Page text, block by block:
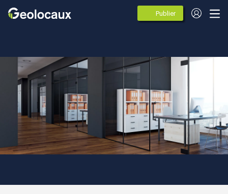
Publier
des
annonces
Ile de France Val-de-Marne Villejuif
Agences spécialistes de
l'immobilier d'entreprise à
Villejuif (94800)
11 agences immobileres